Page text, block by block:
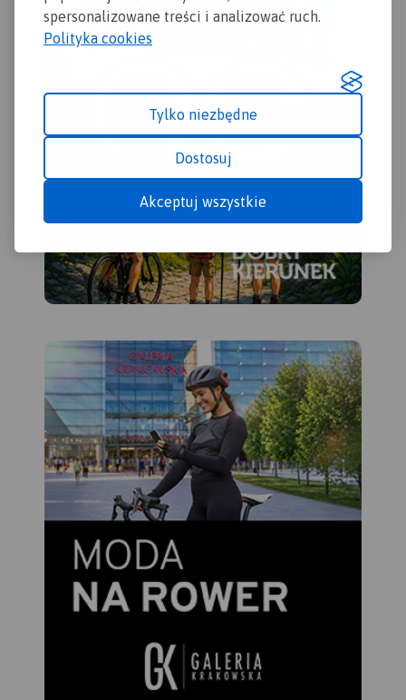
spersonalizowane treści i analizować ruch.
Polityka cookies
Tylko niezbędne
Dostosuj
Akceptuj wszystkie